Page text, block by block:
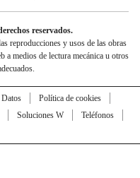
reservados.
reproducciones y usos de las obras
a medios de lectura mecánica u otros
Política de cookies
Soluciones W
Teléfonos